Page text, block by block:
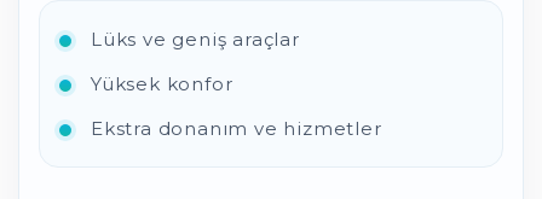
Lüks ve geniş araçlar
Yüksek konfor
Ekstra donanım ve hizmetler